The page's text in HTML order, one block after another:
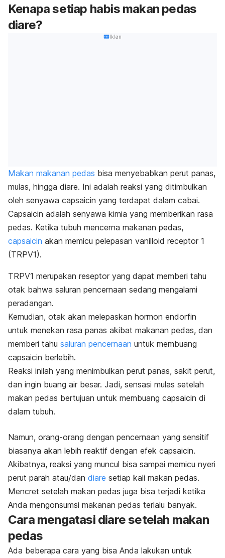
Kenapa setiap habis makan pedas
diare?
Iklan
Makan makanan pedas bisa menyebabkan perut panas,
mulas, hingga diare. Ini adalah reaksi yang ditimbulkan
oleh senyawa capsaicin yang terdapat dalam cabai.
Capsaicin adalah senyawa kimia yang memberikan rasa
pedas. Ketika tubuh mencerna makanan pedas,
capsaicin akan memicu pelepasan vanilloid receptor 1
(TRPV1).
TRPV1 merupakan reseptor yang dapat memberi tahu
otak bahwa saluran pencernaan sedang mengalami
peradangan.
Kemudian, otak akan melepaskan hormon endorfin
untuk menekan rasa panas akibat makanan pedas, dan
memberi tahu saluran pencernaan untuk membuang
capsaicin berlebih.
Reaksi inilah yang menimbulkan perut panas, sakit perut,
dan ingin buang air besar. Jadi, sensasi mulas setelah
makan pedas bertujuan untuk membuang capsaicin di
dalam tubuh.
Namun, orang-orang dengan pencernaan yang sensitif
biasanya akan lebih reaktif dengan efek capsaicin.
Akibatnya, reaksi yang muncul bisa sampai memicu nyeri
perut parah atau/dan diare setiap kali makan pedas.
Mencret setelah makan pedas juga bisa terjadi ketika
Anda mengonsumsi makanan pedas terlalu banyak.
Cara mengatasi diare setelah makan
pedas
Ada beberapa cara yang bisa Anda lakukan untuk